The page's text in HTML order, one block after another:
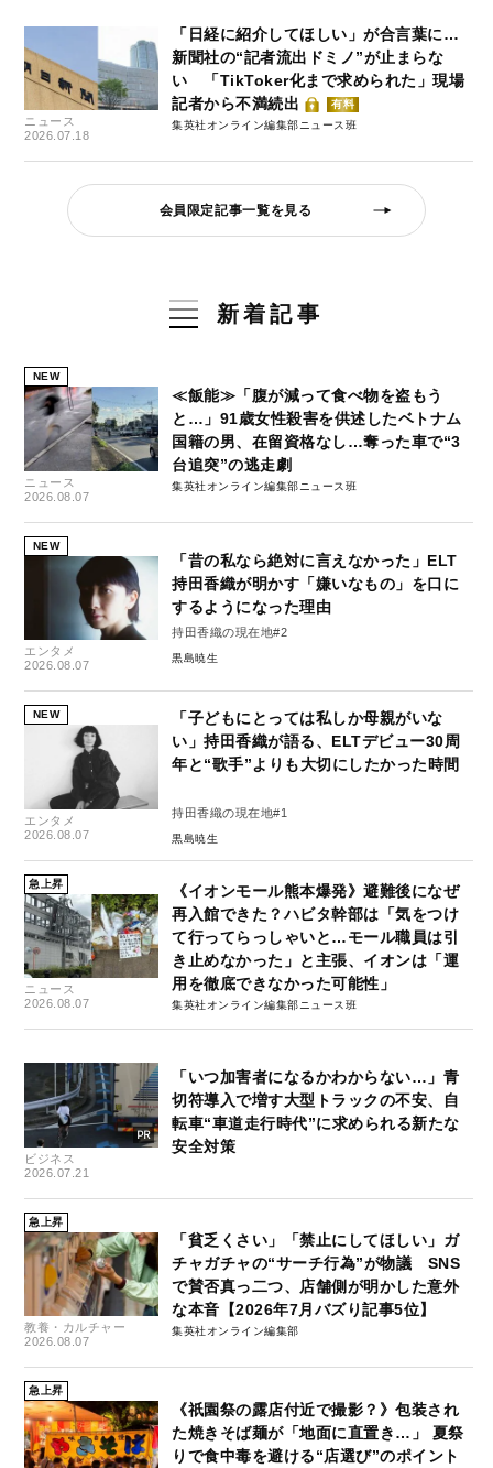
ニュース
2026.07.18
「日経に紹介してほしい」が合言葉に…
新聞社の“記者流出ドミノ”が止まらな
い 「TikToker化まで求められた」現場
記者から不満続出
有料
集英社オンライン編集部ニュース班
会員限定記事一覧を見る
新着記事
NEW
ニュース
2026.08.07
≪飯能≫「腹が減って食べ物を盗もう
と…」91歳女性殺害を供述したベトナム
国籍の男、在留資格なし…奪った車で“3
台追突”の逃走劇
集英社オンライン編集部ニュース班
NEW
エンタメ
2026.08.07
「昔の私なら絶対に言えなかった」ELT
持田香織が明かす「嫌いなもの」を口に
するようになった理由
持田香織の現在地#2
黒島暁生
NEW
エンタメ
2026.08.07
「子どもにとっては私しか母親がいな
い」持田香織が語る、ELTデビュー30周
年と“歌手”よりも大切にしたかった時間
持田香織の現在地#1
黒島暁生
急上昇
ニュース
2026.08.07
《イオンモール熊本爆発》避難後になぜ
再入館できた？ハビタ幹部は「気をつけ
て行ってらっしゃいと…モール職員は引
き止めなかった」と主張、イオンは「運
用を徹底できなかった可能性」
集英社オンライン編集部ニュース班
ビジネス
2026.07.21
「いつ加害者になるかわからない…」青
切符導入で増す大型トラックの不安、自
転車“車道走行時代”に求められる新たな
安全対策
急上昇
教養・カルチャー
2026.08.07
「貧乏くさい」「禁止にしてほしい」ガ
チャガチャの“サーチ行為”が物議 SNS
で賛否真っ二つ、店舗側が明かした意外
な本音【2026年7月バズり記事5位】
集英社オンライン編集部
急上昇
《祇園祭の露店付近で撮影？》包装され
た焼きそば麺が「地面に直置き…」 夏祭
りで食中毒を避ける“店選び”のポイント